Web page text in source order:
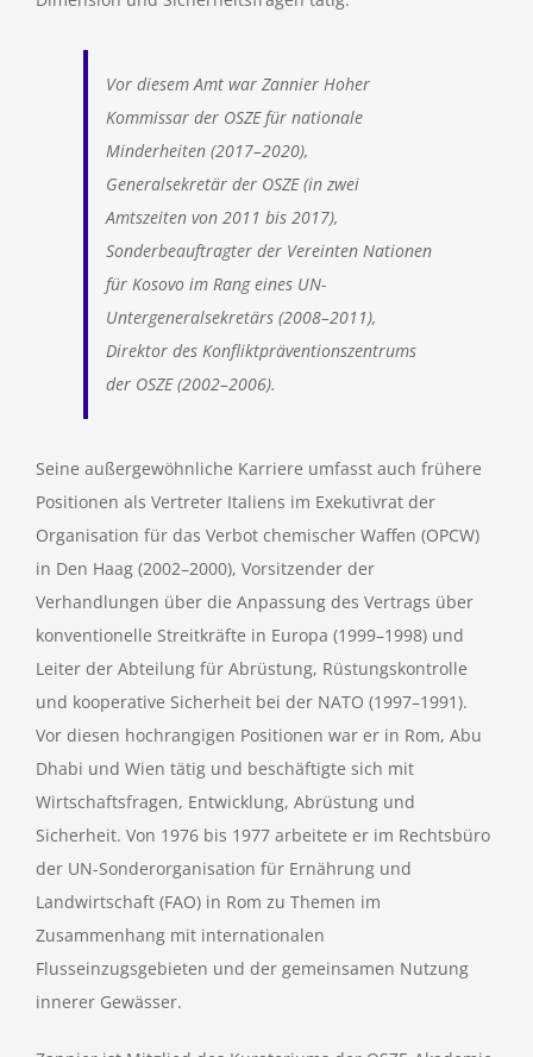
Vor diesem Amt war Zannier Hoher
Kommissar der OSZE für nationale
Minderheiten (2017–2020),
Generalsekretär der OSZE (in zwei
Amtszeiten von 2011 bis 2017),
Sonderbeauftragter der Vereinten Nationen
für Kosovo im Rang eines UN-
Untergeneralsekretärs (2008–2011),
Direktor des Konfliktpräventionszentrums
der OSZE (2002–2006).
Seine außergewöhnliche Karriere umfasst auch frühere
Positionen als Vertreter Italiens im Exekutivrat der
Organisation für das Verbot chemischer Waffen (OPCW)
in Den Haag (2002–2000), Vorsitzender der
Verhandlungen über die Anpassung des Vertrags über
konventionelle Streitkräfte in Europa (1999–1998) und
Leiter der Abteilung für Abrüstung, Rüstungskontrolle
und kooperative Sicherheit bei der NATO (1997–1991).
Vor diesen hochrangigen Positionen war er in Rom, Abu
Dhabi und Wien tätig und beschäftigte sich mit
Wirtschaftsfragen, Entwicklung, Abrüstung und
Sicherheit. Von 1976 bis 1977 arbeitete er im Rechtsbüro
der UN-Sonderorganisation für Ernährung und
Landwirtschaft (FAO) in Rom zu Themen im
Zusammenhang mit internationalen
Flusseinzugsgebieten und der gemeinsamen Nutzung
innerer Gewässer.